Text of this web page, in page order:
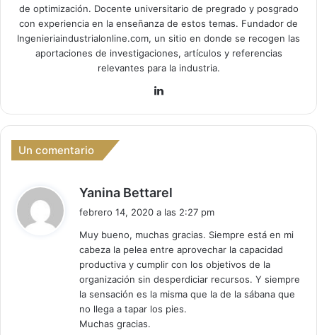
de optimización. Docente universitario de pregrado y posgrado
con experiencia en la enseñanza de estos temas. Fundador de
Ingenieriaindustrialonline.com, un sitio en donde se recogen las
aportaciones de investigaciones, artículos y referencias
relevantes para la industria.
dIn
Un comentario
Yanina Bettarel
e
:
febrero 14, 2020 a las 2:27 pm
Muy bueno, muchas gracias. Siempre está en mi
cabeza la pelea entre aprovechar la capacidad
productiva y cumplir con los objetivos de la
organización sin desperdiciar recursos. Y siempre
la sensación es la misma que la de la sábana que
no llega a tapar los pies.
Muchas gracias.